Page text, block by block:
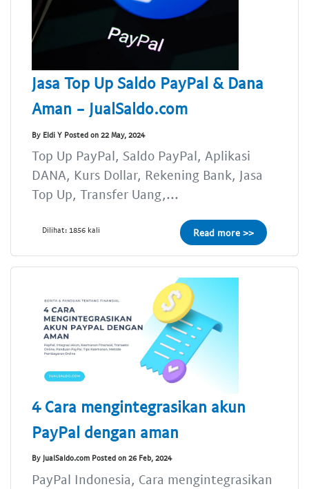
Jasa Top Up Saldo PayPal & Dana
Aman - JualSaldo.com
By Eldi Y Posted on 22 May, 2024
Top Up PayPal, Saldo PayPal, Aplikasi
DANA, Kurs Dollar, Rekening Bank, Jasa
Top Up, Transfer Uang,...
Dilihat: 1856 kali Read more >>
4 Cara mengintegrasikan akun
PayPal dengan aman
By JualSaldo.com Posted on 26 Feb, 2024
PayPal Indonesia, Cara mengintegrasikan